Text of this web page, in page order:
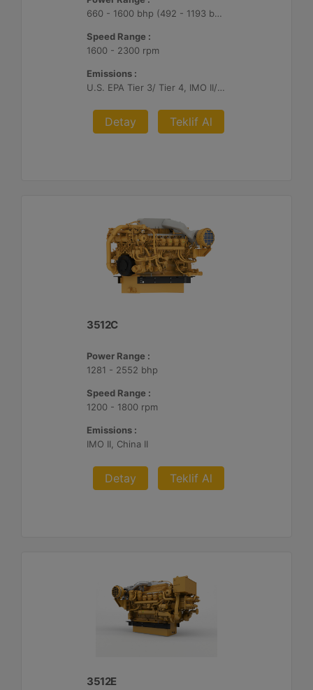
660 - 1600 bhp (492 - 1193 bkW)
Speed Range :
1600 - 2300 rpm
Emissions :
U.S. EPA Tier 3/ Tier 4, IMO II/III, EU Stage V
Detay Teklif Al
3512C
Power Range :
1281 - 2552 bhp
Speed Range :
1200 - 1800 rpm
Emissions :
IMO II, China II
Detay Teklif Al
3512E